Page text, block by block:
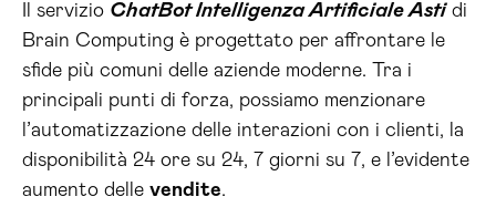
Il servizio ChatBot Intelligenza Artificiale Astidi
Brain Computing è progettato per affrontare le
sfide più comuni delle aziende moderne. Tra i
principali punti di forza, possiamo menzionare
l’automatizzazione delle interazioni con i clienti, la
disponibilità 24 ore su 24, 7 giorni su 7, e l’evidente
aumento delle vendite.